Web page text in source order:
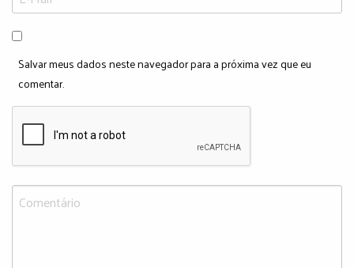
Salvar meus dados neste navegador para a próxima vez que eu
comentar.